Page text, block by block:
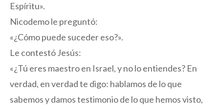
Espíritu».
Nicodemo le preguntó:
«¿Cómo puede suceder eso?».
Le contestó Jesús:
«¿Tú eres maestro en Israel, y no lo entiendes? En
verdad, en verdad te digo: hablamos de lo que
sabemos y damos testimonio de lo que hemos visto,